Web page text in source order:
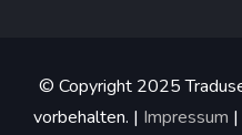
© Copyright 2025
vorbehalten. | Impressum